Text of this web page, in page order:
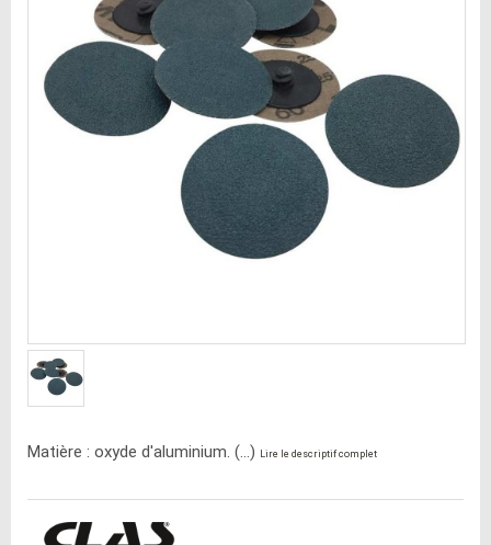
Matière : oxyde d'aluminium. (...) Lire le descriptif complet